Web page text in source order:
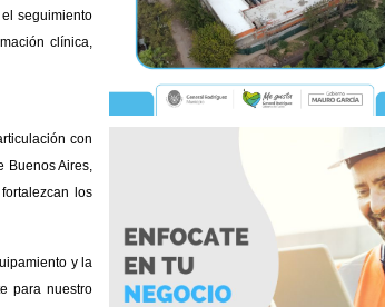
seguimiento
clínica,
con
Buenos Aires,
los
y la
para nuestro